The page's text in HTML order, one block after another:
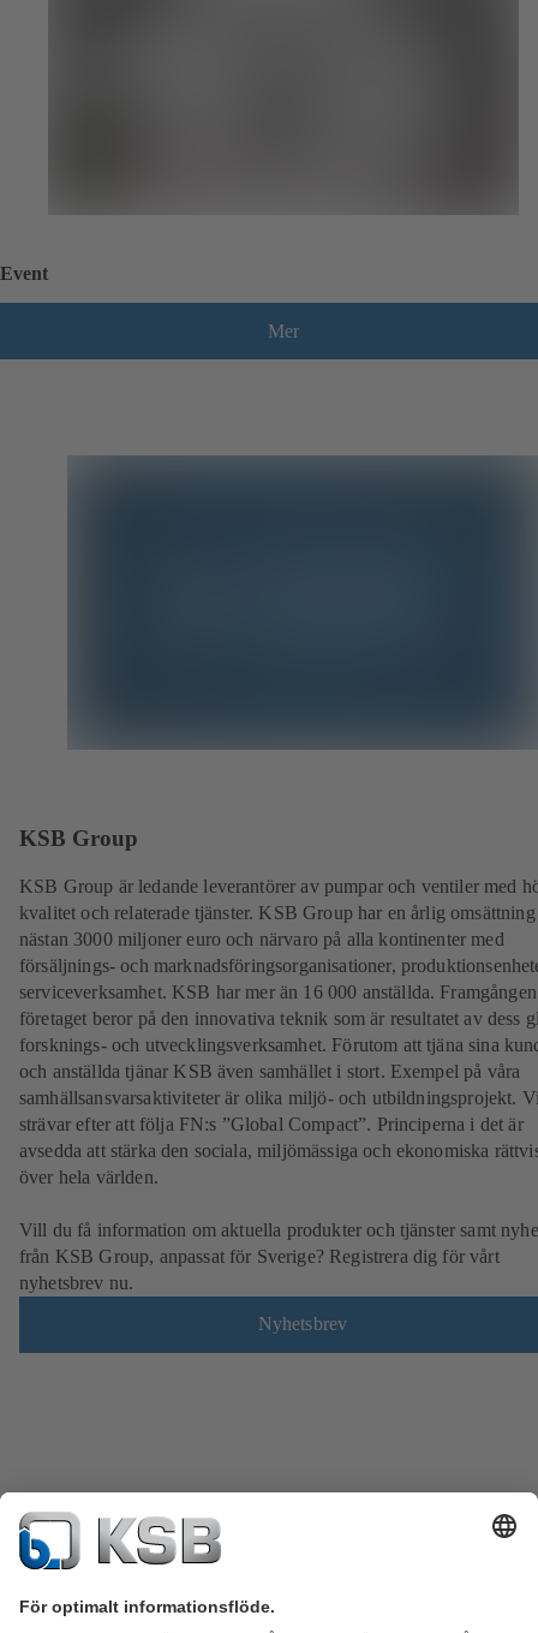
Event
Mer
KSB Group
KSB Group är ledande leverantörer av pumpar och ventiler med
kvalitet och relaterade tjänster. KSB Group har en årlig omsättning
nästan 3000 miljoner euro och närvaro på alla kontinenter med
försäljnings- och marknadsföringsorganisationer,
serviceverksamhet. KSB har mer än 16 000 anställda.
företaget beror på den innovativa teknik som är resultatet av dess
forsknings- och utvecklingsverksamhet. Förutom att tjäna sina
och anställda tjänar KSB även samhället i stort. Exempel på våra
samhällsansvarsaktiviteter är olika miljö- och utbildningsprojekt.
strävar efter att följa FN:s ”Global Compact”. Principerna i det är
avsedda att stärka den sociala, miljömässiga och ekonomiska
över hela världen.
Vill du få information om aktuella produkter och tjänster samt
från KSB Group, anpassat för Sverige? Registrera dig för vårt
nyhetsbrev nu.
Nyhetsbrev